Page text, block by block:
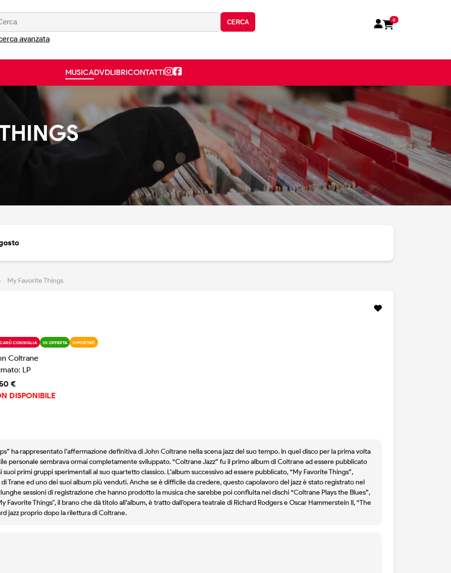
CERCA
avanzata
0
MUSICADVDLIBRICONTATTI
My Favorite Things
CONSIGLIA IN OFFERTA IMPORTATI
Coltrane
LP
€
DISPONIBILE
ha rappresentato l’affermazione definitiva di John Coltrane nella scena jazz del suo tempo. In quel disco per la prima volta
personale sembrava ormai completamente sviluppato. “Coltrane Jazz” fu il primo album di Coltrane ad essere pubblicato
primi gruppi sperimentali al suo quartetto classico. L’album successivo ad essere pubblicato, “My Favorite Things”,
Trane ed uno dei suoi album più venduti. Anche se è difficile da credere, questo capolavoro del jazz è stato registrato nel
sessioni di registrazione che hanno prodotto la musica che sarebbe poi confluita nei dischi “Coltrane Plays the Blues”,
Favorite Things", il brano che dà titolo all’album, è tratto dall’opera teatrale di Richard Rodgers e Oscar Hammerstein II, “The
jazz proprio dopo la rilettura di Coltrane.